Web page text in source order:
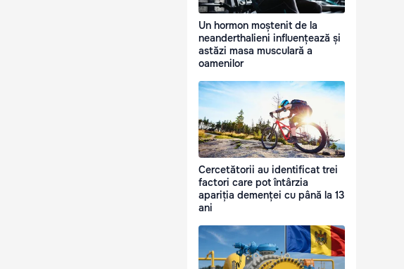
Un hormon moștenit de la
neanderthalieni influențează și
astăzi masa musculară a
oamenilor
Cercetătorii au identificat trei
factori care pot întârzia
apariția demenței cu până la 13
ani